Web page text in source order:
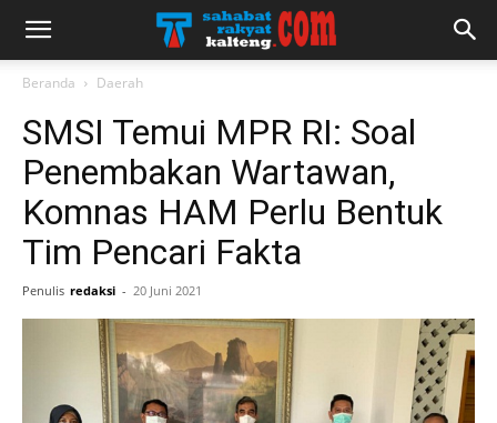
Beranda Daerah
SMSI Temui MPR RI: Soal
Penembakan Wartawan,
Komnas HAM Perlu Bentuk
Tim Pencari Fakta
Penulis redaksi - 20 Juni 2021